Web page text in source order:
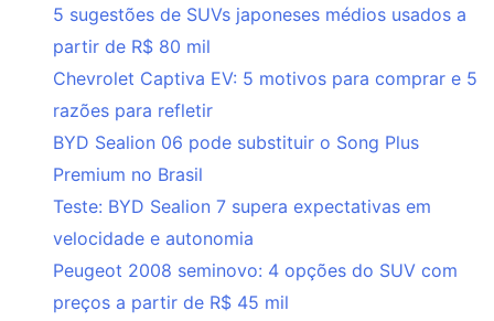
5 sugestões de SUVs japoneses médios usados a
partir de R$ 80 mil
Chevrolet Captiva EV: 5 motivos para comprar e 5
razões para refletir
BYD Sealion 06 pode substituir o Song Plus
Premium no Brasil
Teste: BYD Sealion 7 supera expectativas em
velocidade e autonomia
Peugeot 2008 seminovo: 4 opções do SUV com
preços a partir de R$ 45 mil